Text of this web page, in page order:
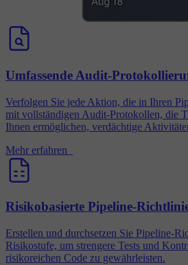
Umfassende Audit-
Verfolgen Sie jede Aktion, die in Ihren
mit vollständigen Audit-Protokollen, die
Ihnen ermöglichen, verdächtige
Mehr erfahren
Risikobasierte Pipeline-
Erstellen und durchsetzen Sie Pipeline-
Risikostufe, um strengere Tests und
risikoreichen Code zu gewährleisten.